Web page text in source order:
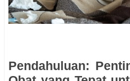
Pendahuluan: